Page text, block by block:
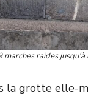
marches raides
la grotte elle-